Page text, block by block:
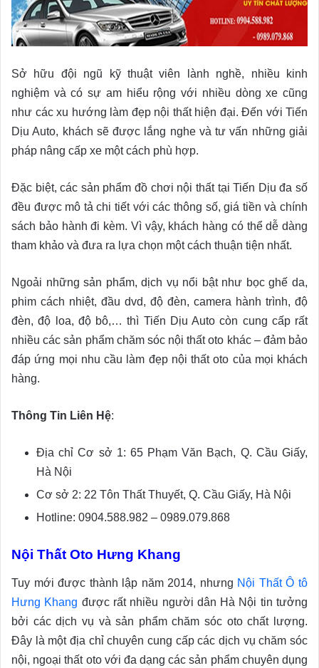
Sở hữu đội ngũ kỹ thuật viên lành nghề, nhiều kinh
nghiệm và có sự am hiểu rộng với nhiều dòng xe cũng
như các xu hướng làm đẹp nội thất hiện đại. Đến với Tiến
Dịu Auto, khách sẽ được lắng nghe và tư vấn những giải
pháp nâng cấp xe một cách phù hợp.
Đặc biệt, các sản phẩm đồ chơi nội thất tại Tiến Dịu đa số
đều được mô tả chi tiết với các thông số, giá tiền và chính
sách bảo hành đi kèm. Vì vậy, khách hàng có thể dễ dàng
tham khảo và đưa ra lựa chọn một cách thuận tiện nhất.
Ngoải những sản phẩm, dịch vụ nổi bật như bọc ghế da,
phim cách nhiệt, đầu dvd, độ đèn, camera hành trình, độ
đèn, độ loa, độ bô,… thì Tiến Dịu Auto còn cung cấp rất
nhiều các sản phẩm chăm sóc nội thất oto khác – đảm bảo
đáp ứng mọi nhu cầu làm đẹp nội thất oto của mọi khách
hàng.
Thông Tin Liên Hệ:
Địa chỉ Cơ sở 1: 65 Phạm Văn Bạch, Q. Cầu Giấy,
Hà Nội
Cơ sở 2: 22 Tôn Thất Thuyết, Q. Cầu Giấy, Hà Nội
Hotline: 0904.588.982 – 0989.079.868
Nội Thất Oto Hưng Khang
Tuy mới được thành lập năm 2014, nhưng Nội Thất Ô tô
Hưng Khang được rất nhiều người dân Hà Nội tin tưởng
bởi các dịch vụ và sản phẩm chăm sóc oto chất lượng.
Đây là một địa chỉ chuyên cung cấp các dịch vụ chăm sóc
nội, ngoại thất oto với đa dạng các sản phẩm chuyên dụng